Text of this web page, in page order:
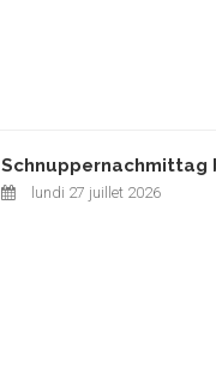
Schnuppernachmittag
lundi 27 juillet 2026